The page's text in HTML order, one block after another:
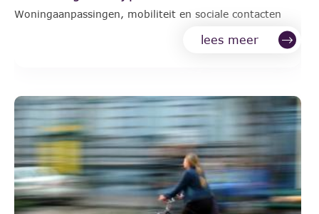
Woningaanpassingen, mobiliteit en sociale contacten
lees meer